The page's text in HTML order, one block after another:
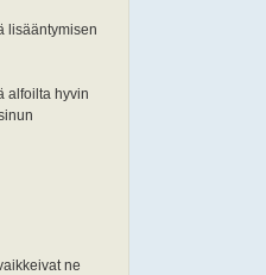
lisääntymisen
alfoilta hyvin
ne